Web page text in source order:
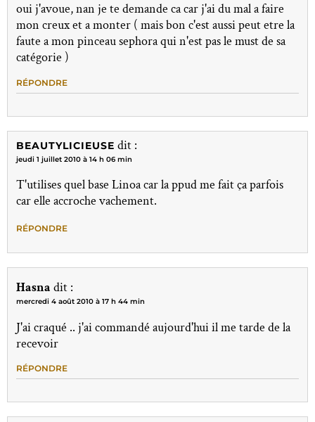
oui j'avoue, nan je te demande ca car j'ai du mal a faire
mon creux et a monter ( mais bon c'est aussi peut etre la
faute a mon pinceau sephora qui n'est pas le must de sa
catégorie )
RÉPONDRE
BEAUTYLICIEUSE dit :
jeudi 1 juillet 2010 à 14 h 06 min
T'utilises quel base Linoa car la ppud me fait ça parfois
car elle accroche vachement.
RÉPONDRE
Hasna dit :
mercredi 4 août 2010 à 17 h 44 min
J'ai craqué .. j'ai commandé aujourd'hui il me tarde de la
recevoir
RÉPONDRE